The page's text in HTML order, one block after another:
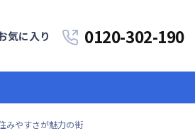
気に入り 0120-302-190
みやすさが魅力の街